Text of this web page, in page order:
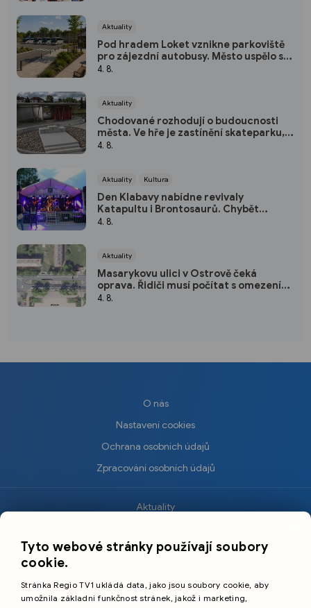
Aktuality
Pod hradem Loket vznikne parkoviště
pro zájezdní autobusy. Město uspělo s
dotací
4. 8.
Aktuality
Chodované rozhodují o budoucnosti
města. Ve hře je zastínění skateparku,
lehátka i podpora rorýsů
4. 8.
Aktuality Kultura
Den Klabavy nabídne revivaly
Katapultu i Brontosaurů. Chybět
nebudou ani ukázky dravců
4. 8.
Aktuality
Masarykovu ulici v Ostrově čeká
oprava. Řidiči musí počítat s omezeními
i uzavírkou
4. 8.
O nás
Nastavení cookies
Ochrana osobních údajů
Zpracování osobních údajů
Aktuality
Sport
Cestování
Tyto webové stránky používají soubory
cookie.
Stránka Regio TV1 ukládá data, jako jsou soubory cookie, aby
umožnila základní funkčnost stránek, jakož i marketing,